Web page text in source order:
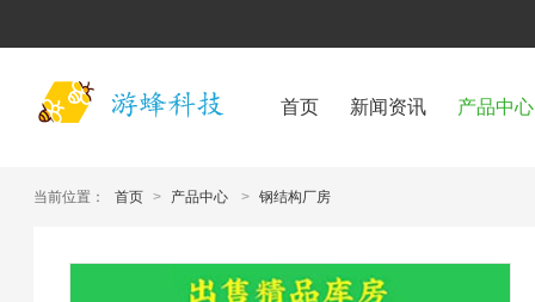
首页 新闻资讯 产品中心
当前位置： 首页 > 产品中心 > 钢结构厂房